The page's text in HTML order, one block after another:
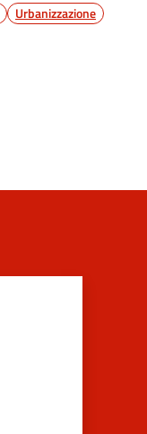
Urbanizzazione